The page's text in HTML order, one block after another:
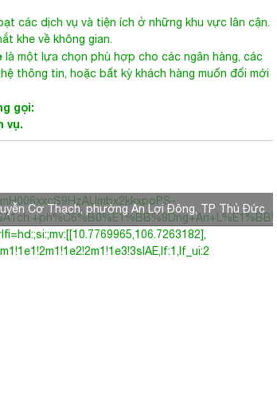
các dịch vụ và tiện ích ở những khu vực lân cận.
khe về không gian.
là một lựa chọn phù hợp cho các ngân hàng, các
thông tin, hoặc bất kỳ khách hàng muốn đổi mới
gọi:
vụ.
Cơ Thạch, phường An Lợi Đông, TP Thủ Đức